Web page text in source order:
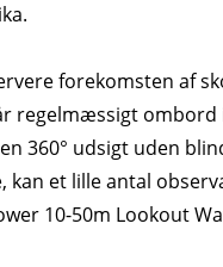
forekomsten af
regelmæssigt
360° udsigt uden
et lille antal
10-50m Lookout